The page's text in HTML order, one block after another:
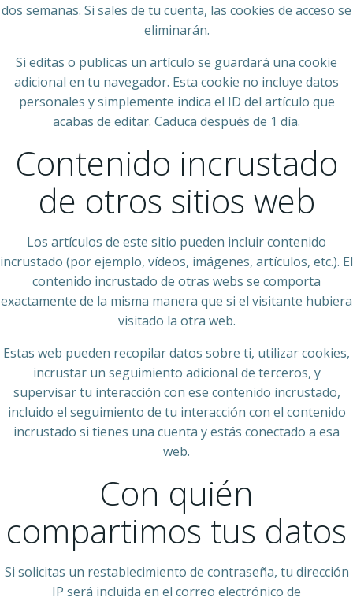
dos semanas. Si sales de tu cuenta, las cookies de acceso se
eliminarán.
Si editas o publicas un artículo se guardará una cookie
adicional en tu navegador. Esta cookie no incluye datos
personales y simplemente indica el ID del artículo que
acabas de editar. Caduca después de 1 día.
Contenido incrustado
de otros sitios web
Los artículos de este sitio pueden incluir contenido
incrustado (por ejemplo, vídeos, imágenes, artículos, etc.). El
contenido incrustado de otras webs se comporta
exactamente de la misma manera que si el visitante hubiera
visitado la otra web.
Estas web pueden recopilar datos sobre ti, utilizar cookies,
incrustar un seguimiento adicional de terceros, y
supervisar tu interacción con ese contenido incrustado,
incluido el seguimiento de tu interacción con el contenido
incrustado si tienes una cuenta y estás conectado a esa
web.
Con quién
compartimos tus datos
Si solicitas un restablecimiento de contraseña, tu dirección
IP será incluida en el correo electrónico de